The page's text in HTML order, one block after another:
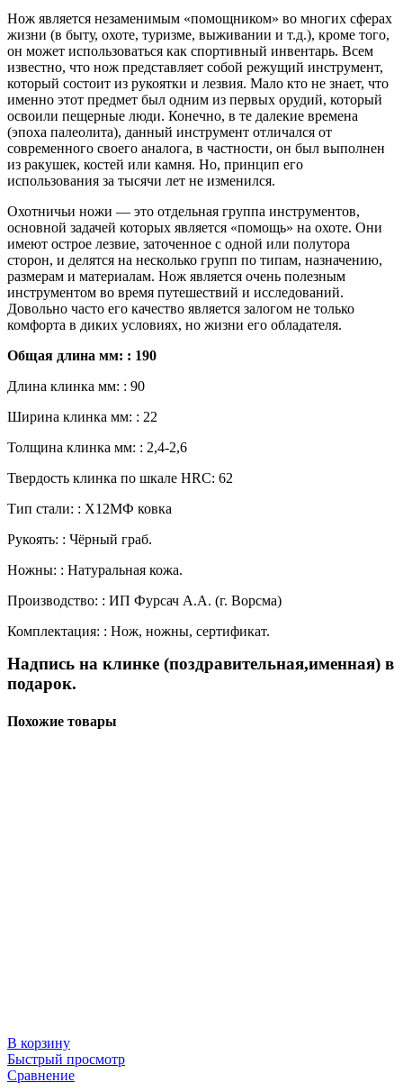
Нож является незаменимым «помощником» во многих сферах
жизни (в быту, охоте, туризме, выживании и т.д.), кроме того,
он может использоваться как спортивный инвентарь. Всем
известно, что нож представляет собой режущий инструмент,
который состоит из рукоятки и лезвия. Мало кто не знает, что
именно этот предмет был одним из первых орудий, который
освоили пещерные люди. Конечно, в те далекие времена
(эпоха палеолита), данный инструмент отличался от
современного своего аналога, в частности, он был выполнен
из ракушек, костей или камня. Но, принцип его
использования за тысячи лет не изменился.
Охотничьи ножи — это отдельная группа инструментов,
основной задачей которых является «помощь» на охоте. Они
имеют острое лезвие, заточенное с одной или полутора
сторон, и делятся на несколько групп по типам, назначению,
размерам и материалам. Нож является очень полезным
инструментом во время путешествий и исследований.
Довольно часто его качество является залогом не только
комфорта в диких условиях, но жизни его обладателя.
Общая длина мм: : 190
Длина клинка мм: : 90
Ширина клинка мм: : 22
Толщина клинка мм: : 2,4-2,6
Твердость клинка по шкале HRC: 62
Тип стали: : Х12МФ ковка
Рукоять: : Чёрный граб.
Ножны: : Натуральная кожа.
Производство: : ИП Фурсач А.А. (г. Ворсма)
Комплектация: : Нож, ножны, сертификат.
Надпись на клинке (поздравительная,именная) в
подарок.
Похожие товары
В корзину
Быстрый просмотр
Сравнение